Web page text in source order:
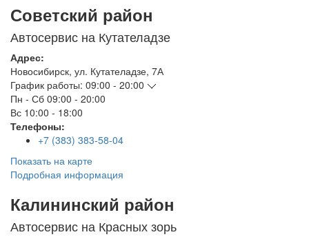
Советский район
Автосервис на Кутателадзе
Адрес:
Новосибирск, ул. Кутателадзе, 7А
График работы: 09:00 - 20:00
Пн - Сб 09:00 - 20:00
Вс 10:00 - 18:00
Телефоны:
+7 (383) 383-58-04
Показать на карте
Подробная информация
Калининский район
Автосервис на Красных зорь